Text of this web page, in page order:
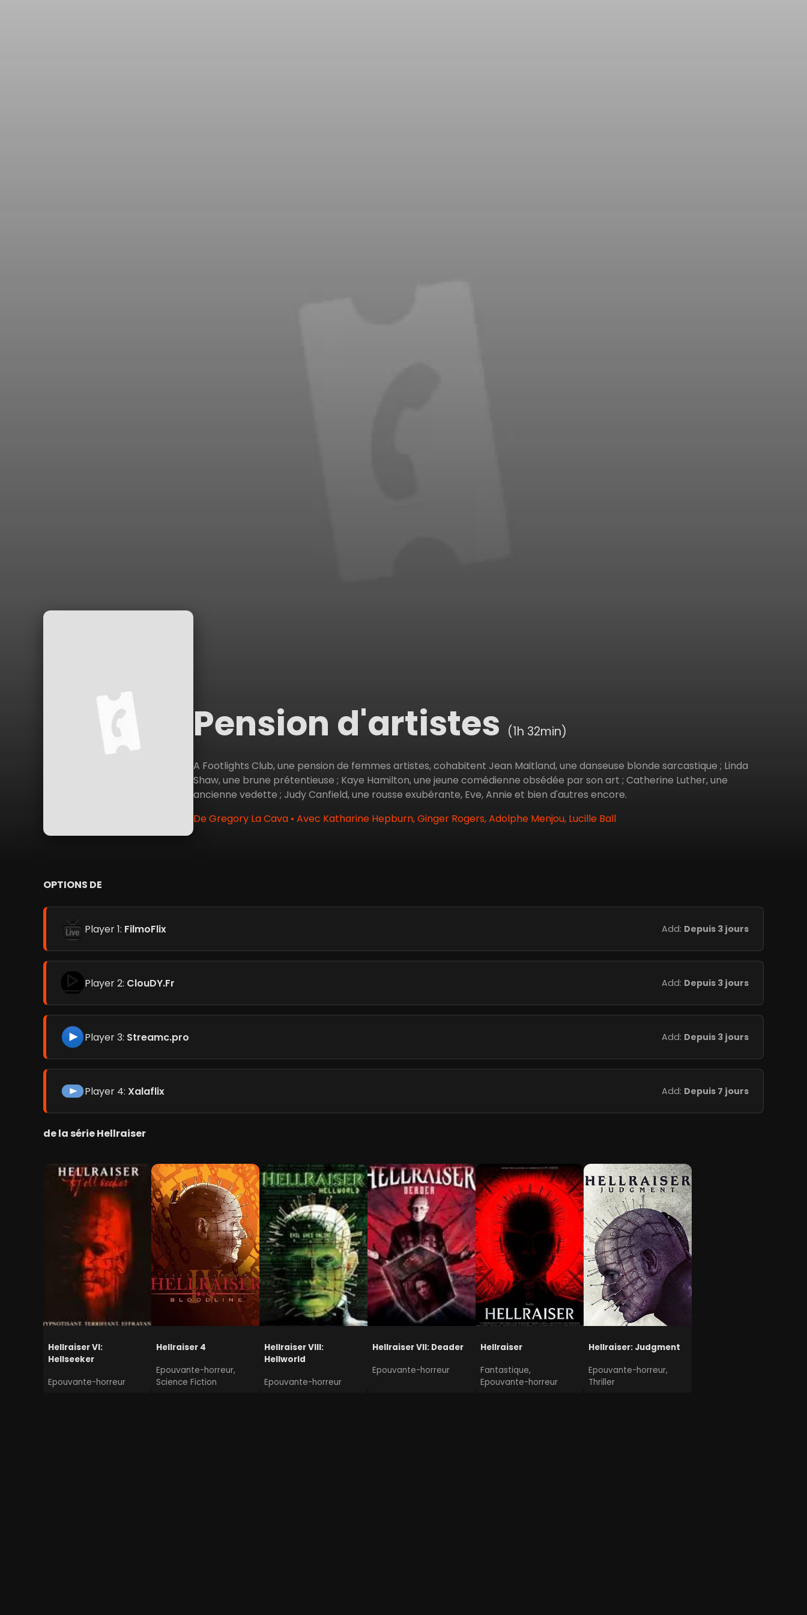
Pension d'artistes (1h 32min)
A Footlights Club, une pension de femmes artistes, cohabitent Jean Maitland, une danseuse blonde sarcastique ; Linda
Shaw, une brune prétentieuse ; Kaye Hamilton, une jeune comédienne obsédée par son art ; Catherine Luther, une
ancienne vedette ; Judy Canfield, une rousse exubérante, Eve, Annie et bien d'autres encore.
De Gregory La Cava • Avec Katharine Hepburn, Ginger Rogers, Adolphe Menjou, Lucille Ball
OPTIONS DE
Player 1: FilmoFlix Add: Depuis 3 jours
Player 2: ClouDY.Fr Add: Depuis 3 jours
Player 3: Streamc.pro Add: Depuis 3 jours
Player 4: Xalaflix Add: Depuis 7 jours
de la série Hellraiser
Hellraiser VI:
Hellseeker
Epouvante-horreur
Hellraiser 4
Epouvante-horreur,
Science Fiction
Hellraiser VIII:
Hellworld
Epouvante-horreur
Hellraiser VII: Deader
Epouvante-horreur
Hellraiser
Fantastique,
Epouvante-horreur
Hellraiser: Judgment
Epouvante-horreur,
Thriller